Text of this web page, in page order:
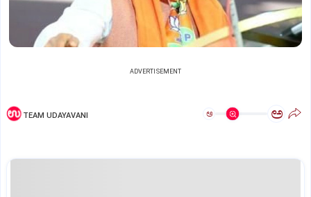
ADVERTISEMENT
TEAM UDAYAVANI ಅ ಅ